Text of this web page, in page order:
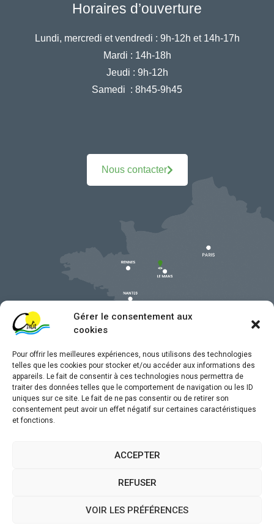
Gérer le consentement aux
cookies
Pour offrir les meilleures expériences, nous utilisons des technologies
telles que les cookies pour stocker et/ou accéder aux informations des
appareils. Le fait de consentir à ces technologies nous permettra de
traiter des données telles que le comportement de navigation ou les ID
uniques sur ce site. Le fait de ne pas consentir ou de retirer son
consentement peut avoir un effet négatif sur certaines caractéristiques
et fonctions.
ACCEPTER
REFUSER
VOIR LES PRÉFÉRENCES
Horaires d’ouverture
Lundi, mercredi et vendredi : 9h-12h et 14h-17h
Mardi : 14h-18h
Jeudi : 9h-12h
Samedi : 8h45-9h45
Nous contacter
Mentions légales
Traitement de données personnelles
(sites internet de collectivités &